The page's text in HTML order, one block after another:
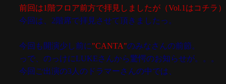
前回は1階フロア前方で拝見しましたが（Vol.1はコチラ）
今回は、2階席で拝見させて頂きましたっ。
今回も開演少し前に"CANTA"のみなさんの前節。
っで、のっけにLUKEさんから驚愕のお知らせが。。。
今回ご出演の3人のドラマーさんの中では、